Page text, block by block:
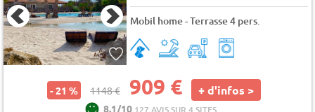
Mobil home - Terrasse 4 pers.
- 21 % 1148 € 909 € + d'infos >
8.1/10